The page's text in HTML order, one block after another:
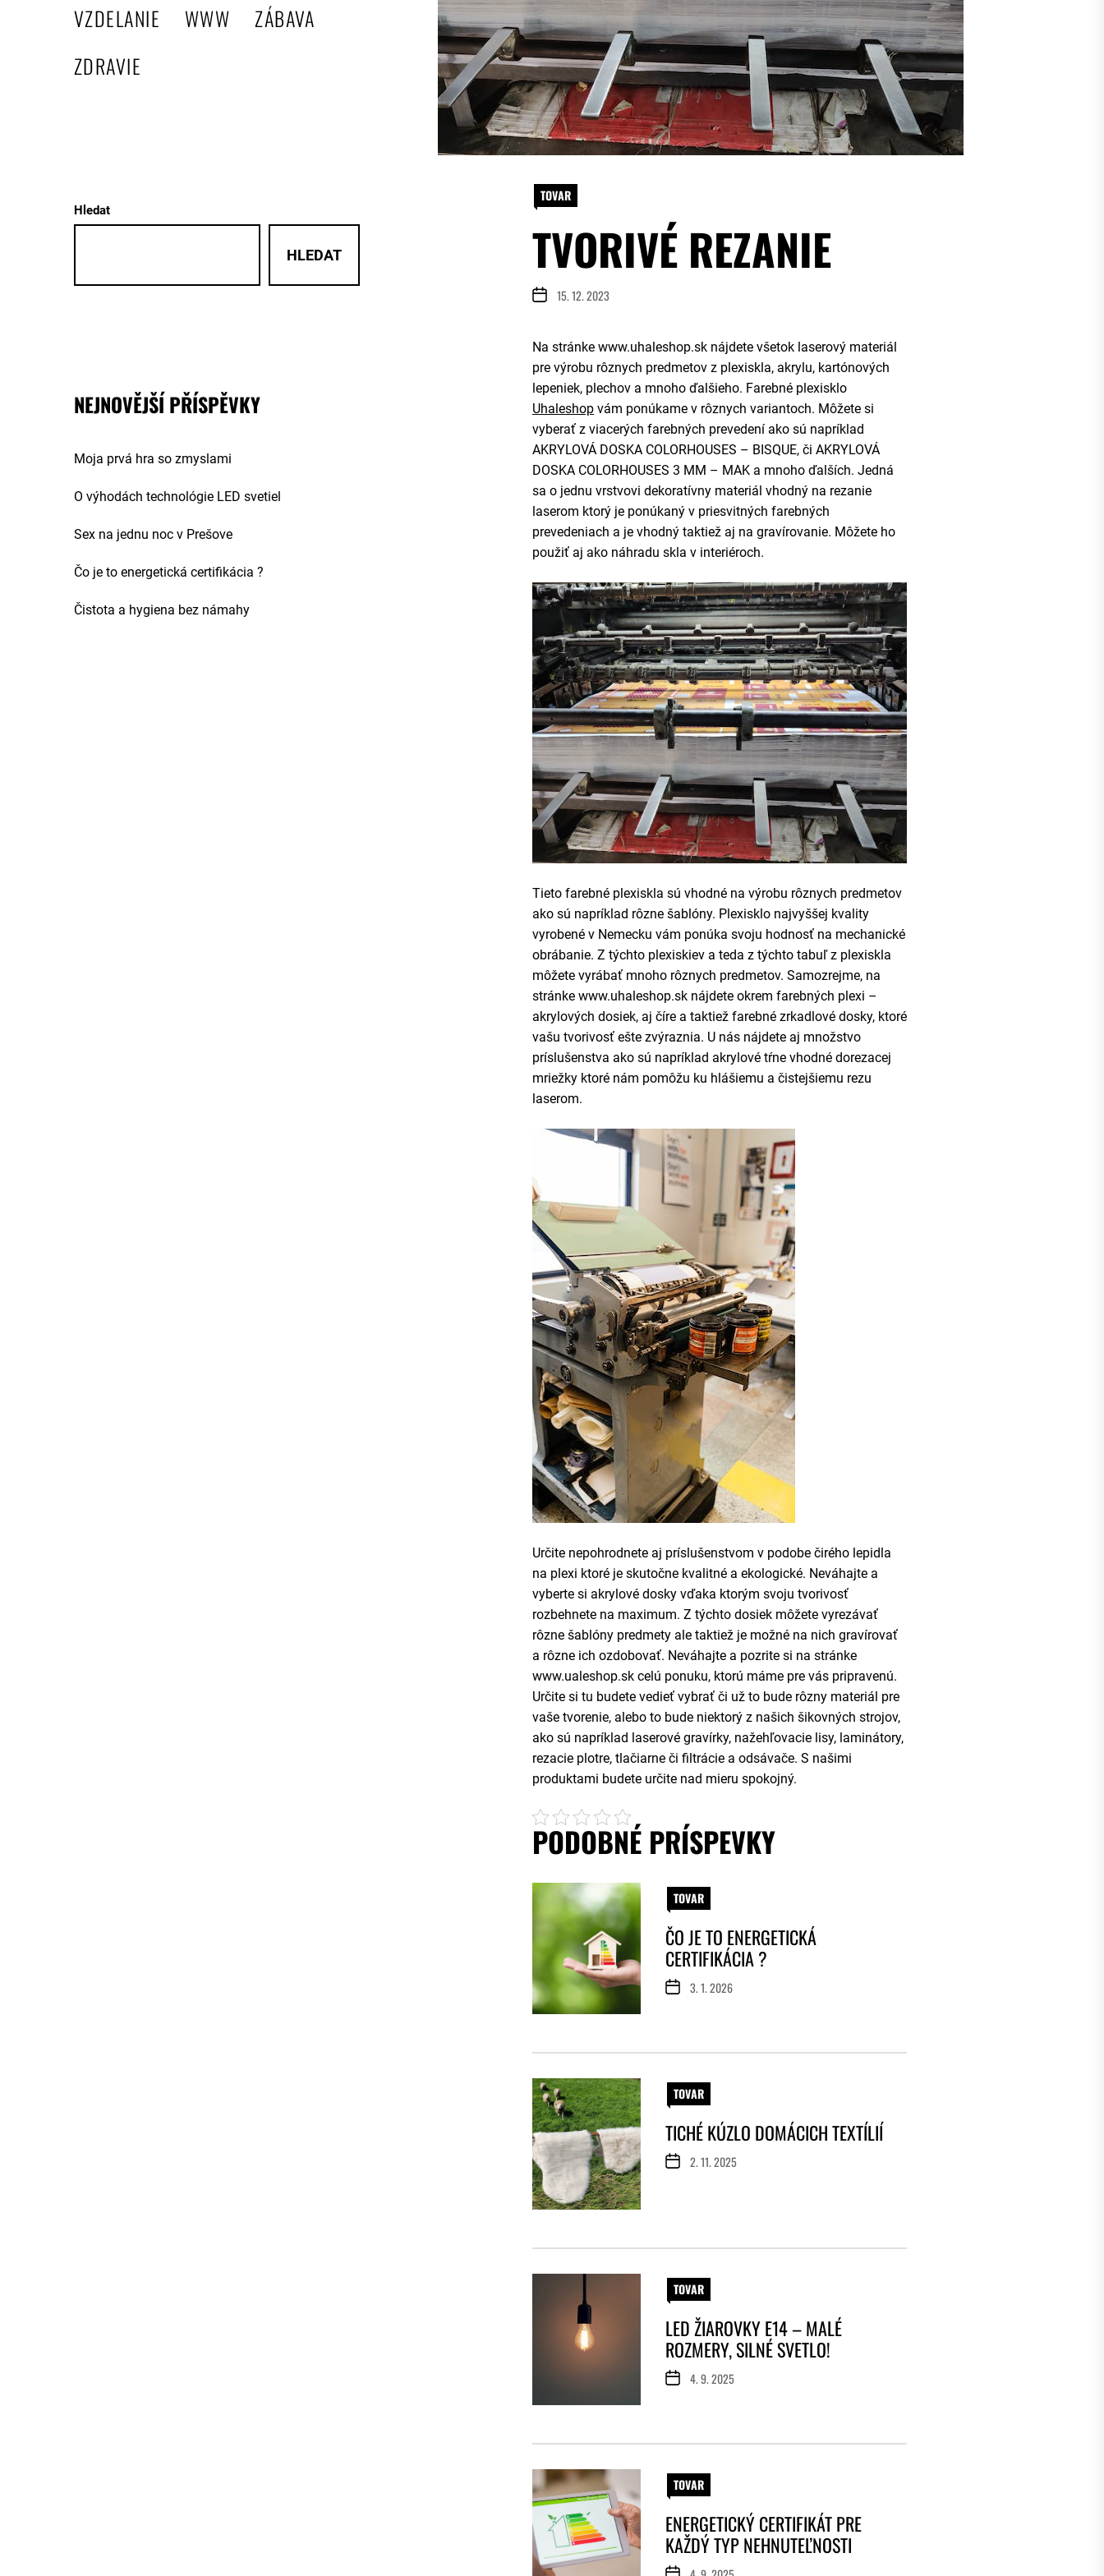
VZDELANIE WWW
ZÁBAVA
ZDRAVIE
TOVAR
TVORIVÉ REZANIE
15. 12. 2023
Na stránke www.uhaleshop.sk nájdete všetok laserový materiál
pre výrobu rôznych predmetov z plexiskla, akrylu, kartónových
lepeniek, plechov a mnoho ďalšieho. Farebné plexisklo
Uhaleshopvám ponúkame v rôznych variantoch. Môžete si
vyberať z viacerých farebných prevedení ako sú napríklad
AKRYLOVÁ DOSKA COLORHOUSES – BISQUE, či AKRYLOVÁ
DOSKA COLORHOUSES 3 MM – MAK a mnoho ďalších. Jedná
sa o jednu vrstvovi dekoratívny materiál vhodný na rezanie
laserom ktorý je ponúkaný v priesvitných farebných
prevedeniach a je vhodný taktiež aj na gravírovanie. Môžete ho
použiť aj ako náhradu skla v interiéroch.
Tieto farebné plexiskla sú vhodné na výrobu rôznych predmetov
ako sú napríklad rôzne šablóny. Plexisklo najvyššej kvality
vyrobené v Nemecku vám ponúka svoju hodnosť na mechanické
obrábanie. Z týchto plexiskiev a teda z týchto tabuľ z plexiskla
môžete vyrábať mnoho rôznych predmetov. Samozrejme, na
stránke www.uhaleshop.sk nájdete okrem farebných plexi –
akrylových dosiek, aj číre a taktiež farebné zrkadlové dosky, ktoré
vašu tvorivosť ešte zvýraznia. U nás nájdete aj množstvo
príslušenstva ako sú napríklad akrylové tŕne vhodné dorezacej
mriežky ktoré nám pomôžu ku hlášiemu a čistejšiemu rezu
laserom.
Určite nepohrodnete aj príslušenstvom v podobe čirého lepidla
na plexi ktoré je skutočne kvalitné a ekologické. Neváhajte a
vyberte si akrylové dosky vďaka ktorým svoju tvorivosť
rozbehnete na maximum. Z týchto dosiek môžete vyrezávať
rôzne šablóny predmety ale taktiež je možné na nich gravírovať
a rôzne ich ozdobovať. Neváhajte a pozrite si na stránke
www.ualeshop.sk celú ponuku, ktorú máme pre vás pripravenú.
Určite si tu budete vedieť vybrať či už to bude rôzny materiál pre
vaše tvorenie, alebo to bude niektorý z našich šikovných strojov,
ako sú napríklad laserové gravírky, nažehľovacie lisy, laminátory,
rezacie plotre, tlačiarne či filtrácie a odsávače. S našimi
produktami budete určite nad mieru spokojný.
PODOBNÉ PRÍSPEVKY
TOVAR
ČO JE TO ENERGETICKÁ
CERTIFIKÁCIA ?
3. 1. 2026
TOVAR
TICHÉ KÚZLO DOMÁCICH TEXTÍLIÍ
2. 11. 2025
TOVAR
LED ŽIAROVKY E14 – MALÉ
ROZMERY, SILNÉ SVETLO!
4. 9. 2025
TOVAR
ENERGETICKÝ CERTIFIKÁT PRE
KAŽDÝ TYP NEHNUTEĽNOSTI
Hledat
HLEDAT
NEJNOVĚJŠÍ PŘÍSPĚVKY
Moja prvá hra so zmyslami
O výhodách technológie LED svetiel
Sex na jednu noc v Prešove
Čo je to energetická certifikácia ?
Čistota a hygiena bez námahy